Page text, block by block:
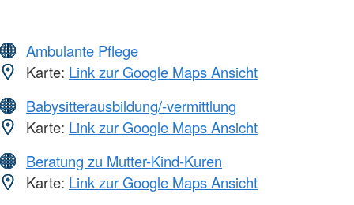
Ambulante Pflege
Karte: Link zur Google Maps Ansicht
Babysitterausbildung/-vermittlung
Karte: Link zur Google Maps Ansicht
Beratung zu Mutter-Kind-Kuren
Karte: Link zur Google Maps Ansicht